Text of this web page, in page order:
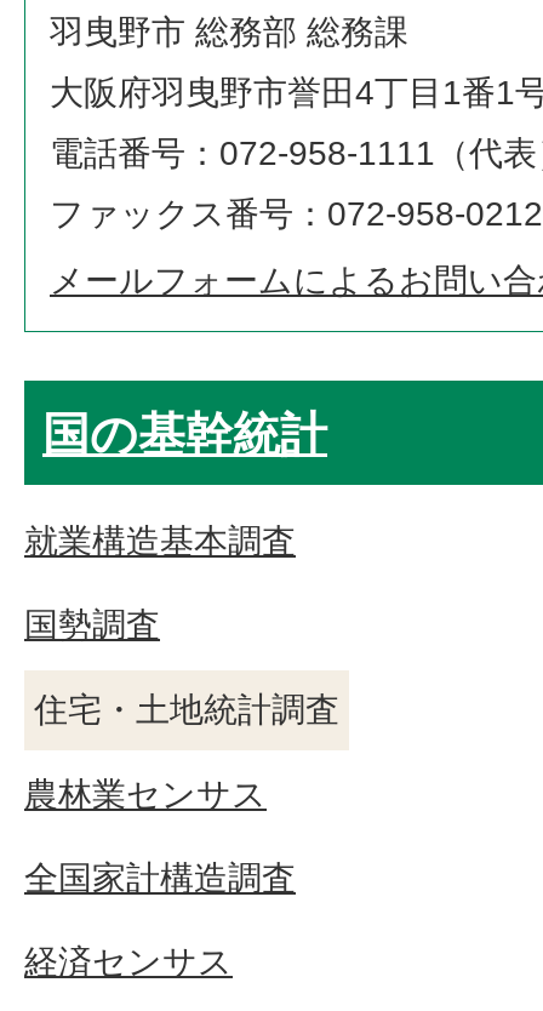
羽曳野市 総務部 総務課
大阪府羽曳野市誉田4丁目1番1
電話番号：072-958-1111（代
ファックス番号：072-958-0212
メールフォームによるお問い
国の基幹統計
就業構造基本調査
国勢調査
住宅・土地統計調査
農林業センサス
全国家計構造調査
経済センサス